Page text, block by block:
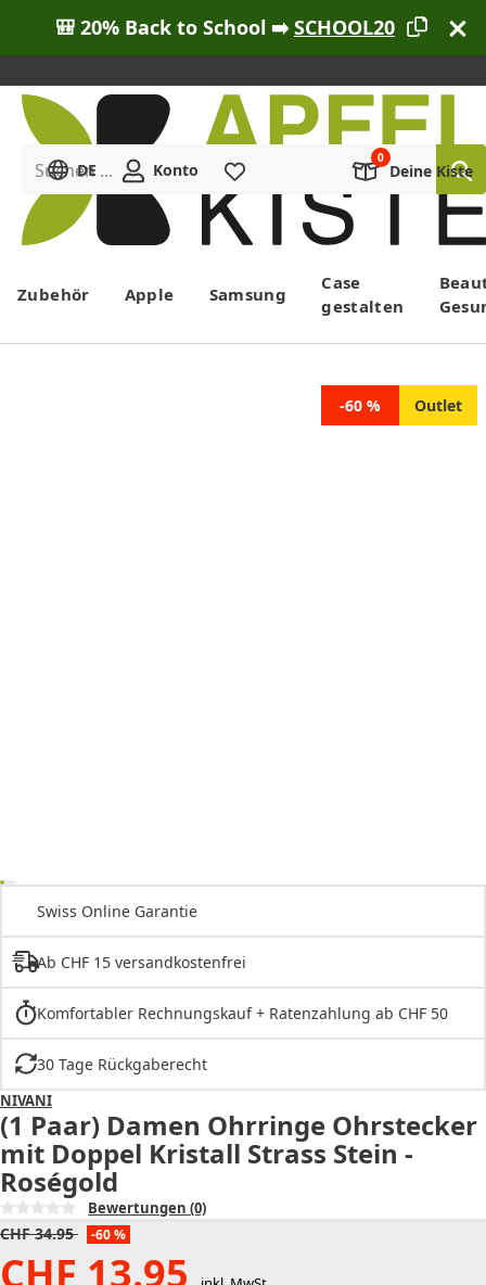
🎒 20% Back to School ➡️SCHOOL20
Menü
Suchen ...
DE Konto Deine Kiste
Zubehör Apple Samsung
Case
gestalten
-60 % Outlet
Swiss Online Garantie
Ab CHF 15 versandkostenfrei
Komfortabler Rechnungskauf + Ratenzahlung ab CHF 50
30 Tage Rückgaberecht
NIVANI
(1 Paar) Damen Ohrringe Ohrstecker
mit Doppel Kristall Strass Stein -
Roségold
Bewertungen (0)
CHF 34.95 -60 %
CHF 13.95